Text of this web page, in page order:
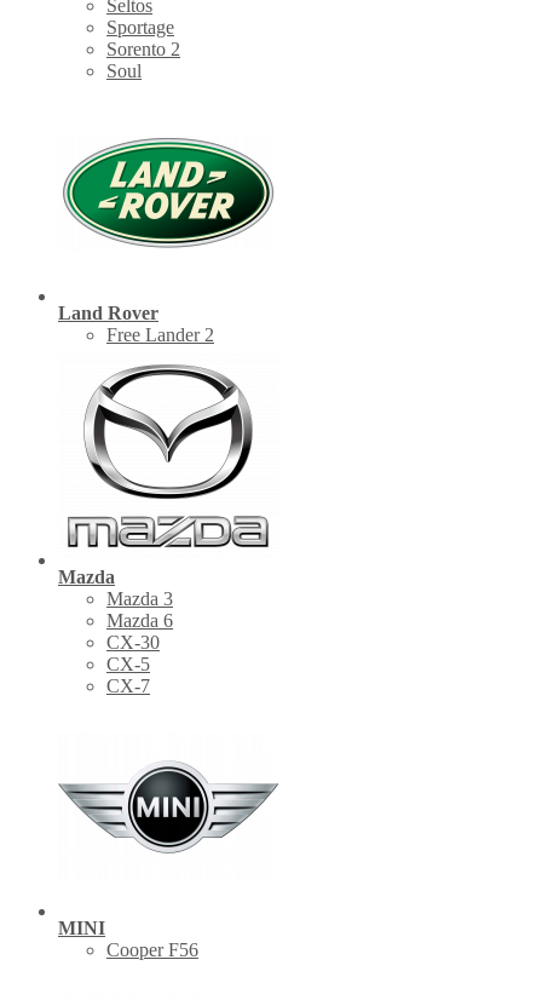
Seltos
Sportage
Sorento 2
Soul
Land Rover
Free Lander 2
Mazda
Mazda 3
Mazda 6
CX-30
СХ-5
CX-7
MINI
Cooper F56